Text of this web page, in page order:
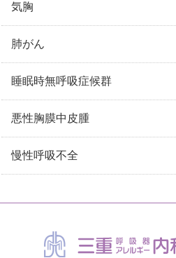
気胸
肺がん
睡眠時無呼吸症候群
悪性胸膜中皮腫
慢性呼吸不全